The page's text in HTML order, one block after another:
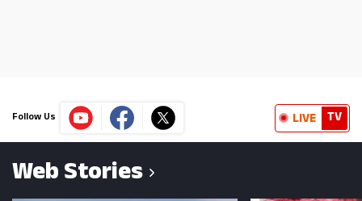
Follow Us LIVE TV
Web Stories